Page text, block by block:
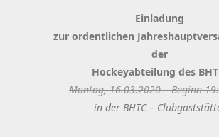
Einladung
zur ordentlichen
der
Hockeyabteilung des
Montag, 16.03.2020 – Beginn
in der BHTC –